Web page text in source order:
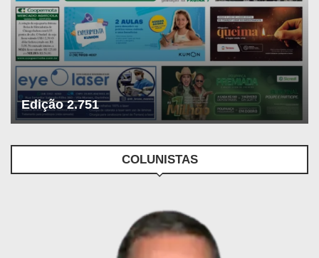
Edição 2.751
COLUNISTAS